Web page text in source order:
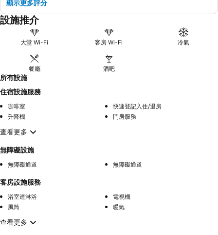
顯示更多評分
設施推介
大堂 Wi-Fi 客房 Wi-Fi 冷氣
餐廳 酒吧
所有設施
住宿設施服務
咖啡室
快速登記入住/退房
升降機
門房服務
查看更多
無障礙設施
無障礙通道 無障礙通道
客房設施服務
浴室連淋浴
電視機
風筒
暖氣
查看更多